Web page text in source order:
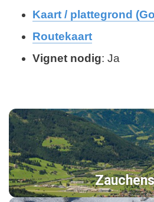
Kaart / plattegrond
Routekaart
Vignet nodig: Ja